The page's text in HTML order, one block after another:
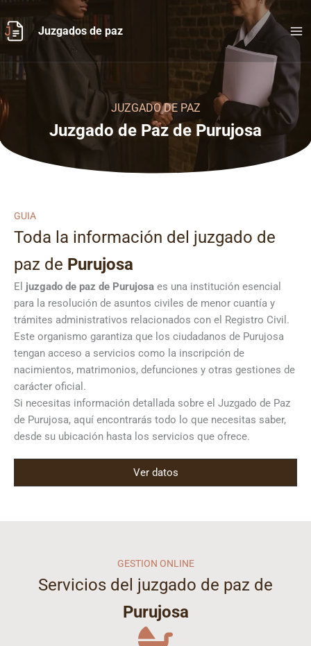
al
contenido
Juzgados de paz
JUZGADO DE PAZ
Juzgado de Paz de Purujosa
GUIA
Toda la información del juzgado de
paz de Purujosa
El juzgado de paz de Purujosa es una institución esencial
para la resolución de asuntos civiles de menor cuantía y
trámites administrativos relacionados con el Registro Civil.
Este organismo garantiza que los ciudadanos de Purujosa
tengan acceso a servicios como la inscripción de
nacimientos, matrimonios, defunciones y otras gestiones de
carácter oficial.
Si necesitas información detallada sobre el Juzgado de Paz
de Purujosa, aquí encontrarás todo lo que necesitas saber,
desde su ubicación hasta los servicios que ofrece.
Ver datos
GESTION ONLINE
Servicios del juzgado de paz de
Purujosa